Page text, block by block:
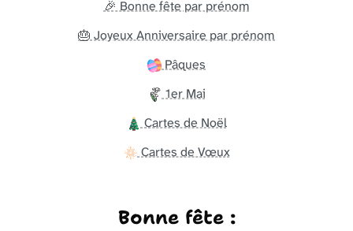
🎉 Bonne fête par prénom
🎂 Joyeux Anniversaire par prénom
Pâques
1er Mai
Cartes de Noël
Cartes de Vœux
Bonne fête :